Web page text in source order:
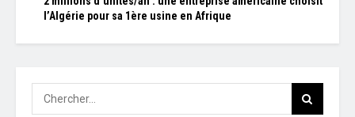
l’Algérie pour sa 1ère usine en Afrique